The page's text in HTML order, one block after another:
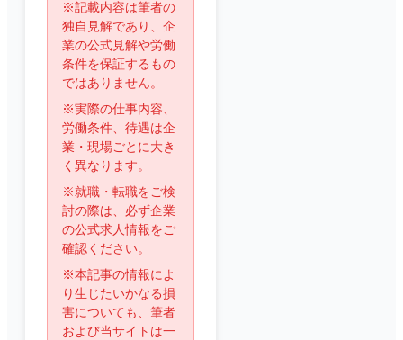
※記載内容は筆者の
独自見解であり、企
業の公式見解や労働
条件を保証するもの
ではありません。
※実際の仕事内容、
労働条件、待遇は企
業・現場ごとに大き
く異なります。
※就職・転職をご検
討の際は、必ず企業
の公式求人情報をご
確認ください。
※本記事の情報によ
り生じたいかなる損
害についても、筆者
および当サイトは一